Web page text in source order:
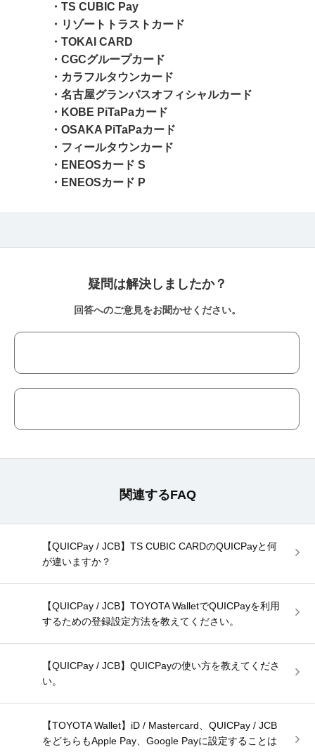
・TS CUBIC Pay
・リゾートトラストカード
・TOKAI CARD
・CGCグループカード
・カラフルタウンカード
・名古屋グランパスオフィシャルカード
・KOBE PiTaPaカード
・OSAKA PiTaPaカード
・フィールタウンカード
・ENEOSカード S
・ENEOSカード P
疑問は解決しましたか？
回答へのご意見をお聞かせください。
関連するFAQ
【QUICPay / JCB】TS CUBIC CARDのQUICPayと何
が違いますか？
【QUICPay / JCB】TOYOTA WalletでQUICPayを利用
するための登録設定方法を教えてください。
【QUICPay / JCB】QUICPayの使い方を教えてくださ
い。
【TOYOTA Wallet】iD / Mastercard、QUICPay / JCB
をどちらもApple Pay、Google Payに設定することは